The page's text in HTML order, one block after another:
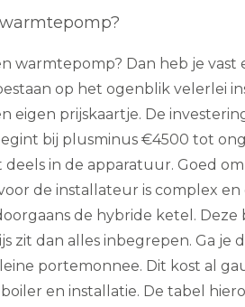
warmtepomp? Dan heb je vast
op het ogenblik velerlei
eigen prijskaartje. De
bij plusminus €4500 tot
deels in de apparatuur. Goed
de installateur is complex
de hybride ketel. Deze
zit dan alles inbegrepen. Ga je
portemonnee. Dit kost al
en installatie. De tabel